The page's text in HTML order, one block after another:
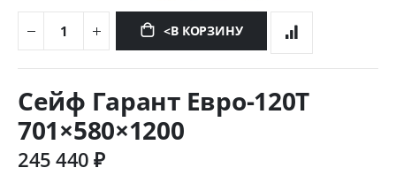
<В КОРЗИНУ
началу
изображений
Сейф Гарант Евро-120T
701×580×1200
245 440 ₽